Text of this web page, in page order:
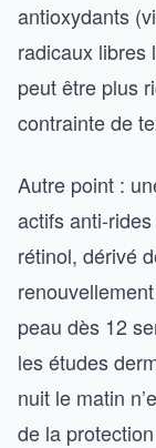
antioxydants
radicaux libres
peut être plus
contrainte de
Autre point :
actifs anti-
rétinol, dérivé
peau dès 12
les études
nuit le matin
de la